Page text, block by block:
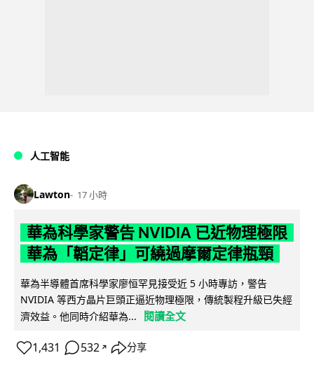
人工智能
Lawton 17 小時
華為科學家警告 NVIDIA 已近物理極限
華為「韜定律」可繞過摩爾定律瓶頸
華為半導體首席科學家廖恒罕見接受近 5 小時專訪，警告
NVIDIA 等西方晶片巨頭正逼近物理極限，傳統製程升級已失經
濟效益。他同時介紹華為...
閱讀全文
1,431 532 ↗ 分享